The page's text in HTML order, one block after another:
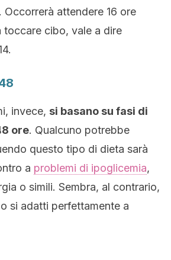
attendere 16 ore
toccare cibo, vale a dire
invece, si basano su fasi di
ore. Qualcuno potrebbe
questo tipo di dieta sarà
a problemi di ipoglicemia,
o simili. Sembra, al contrario,
si adatti perfettamente a